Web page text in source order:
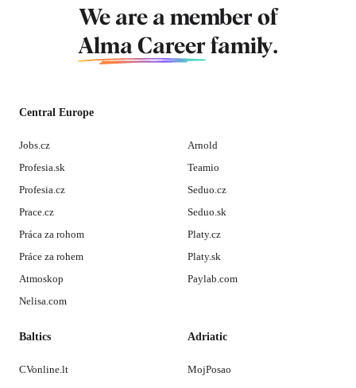
We are a member of
Alma Career family.
Central Europe
Jobs.cz
Profesia.sk
Profesia.cz
Prace.cz
Práca za rohom
Práce za rohem
Atmoskop
Nelisa.com
Arnold
Teamio
Seduo.cz
Seduo.sk
Platy.cz
Platy.sk
Paylab.com
Baltics
CVonline.lt
Adriatic
MojPosao